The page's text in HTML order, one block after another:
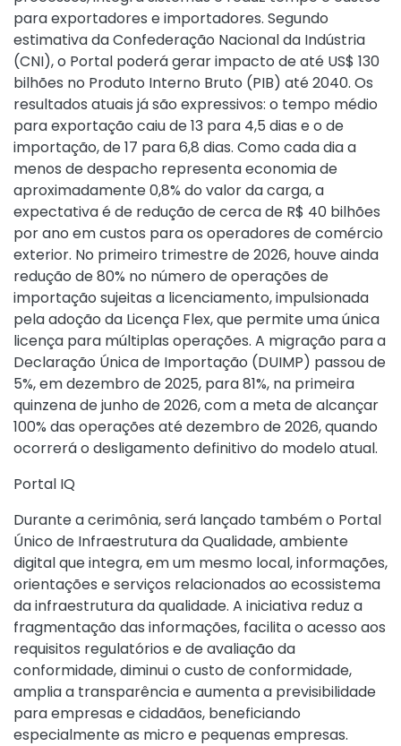
para exportadores e importadores. Segundo
estimativa da Confederação Nacional da Indústria
(CNI), o Portal poderá gerar impacto de até US$ 130
bilhões no Produto Interno Bruto (PIB) até 2040. Os
resultados atuais já são expressivos: o tempo médio
para exportação caiu de 13 para 4,5 dias e o de
importação, de 17 para 6,8 dias. Como cada dia a
menos de despacho representa economia de
aproximadamente 0,8% do valor da carga, a
expectativa é de redução de cerca de R$ 40 bilhões
por ano em custos para os operadores de comércio
exterior. No primeiro trimestre de 2026, houve ainda
redução de 80% no número de operações de
importação sujeitas a licenciamento, impulsionada
pela adoção da Licença Flex, que permite uma única
licença para múltiplas operações. A migração para a
Declaração Única de Importação (DUIMP) passou de
5%, em dezembro de 2025, para 81%, na primeira
quinzena de junho de 2026, com a meta de alcançar
100% das operações até dezembro de 2026, quando
ocorrerá o desligamento definitivo do modelo atual.
Portal IQ
Durante a cerimônia, será lançado também o Portal
Único de Infraestrutura da Qualidade, ambiente
digital que integra, em um mesmo local, informações,
orientações e serviços relacionados ao ecossistema
da infraestrutura da qualidade. A iniciativa reduz a
fragmentação das informações, facilita o acesso aos
requisitos regulatórios e de avaliação da
conformidade, diminui o custo de conformidade,
amplia a transparência e aumenta a previsibilidade
para empresas e cidadãos, beneficiando
especialmente as micro e pequenas empresas.